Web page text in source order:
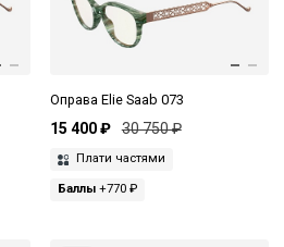
Оправа Elie Saab 073
15 400 ₽ 30 750 ₽
Плати частями
Баллы+770 ₽